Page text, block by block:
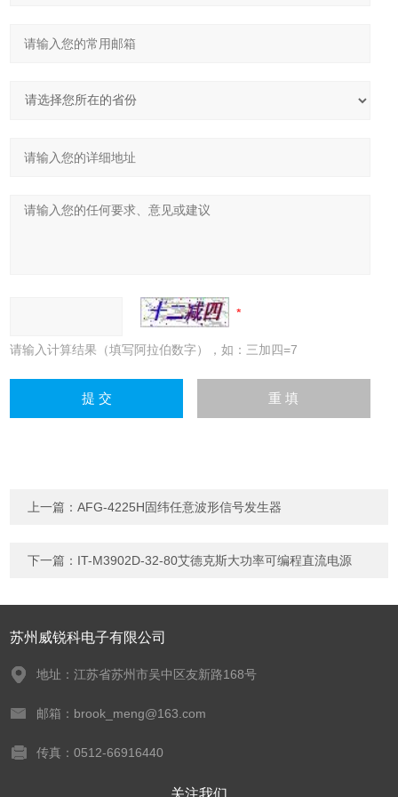
请输入计算结果（填写阿拉伯数字），如：三加四=7
上一篇：AFG-4225H固纬任意波形信号发生器
下一篇： IT-M3902D-32-80艾德克斯大功率可编程直流电源
苏州威锐科电子有限公司
地址：江苏省苏州市吴中区友新路168号
邮箱：brook_meng@163.com
传真：0512-66916440
关注我们